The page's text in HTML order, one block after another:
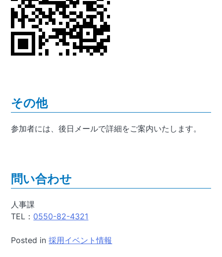
その他
参加者には、後日メールで詳細をご案内いたします。
問い合わせ
人事課
TEL： 0550-82-4321
Posted in採用イベント情報